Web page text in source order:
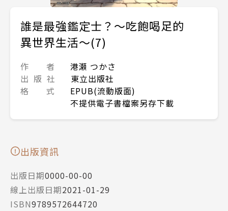
誰是最強鑑定士？～吃飽喝足的
異世界生活～(7)
作 者
港瀬 つかさ
出 版 社
東立出版社
格 式
EPUB(流動版面)
不提供電子書檔案另存下載
出版資訊
出版日期0000-00-00
線上出版日期2021-01-29
ISBN9789572644720